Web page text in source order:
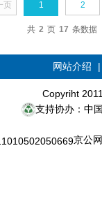
页 1 2
共 2 页 17 条数据
网站介绍
Copyriht
支持协办：中
京公